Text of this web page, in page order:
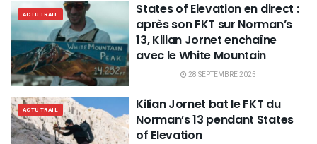
ACTU TRAIL
States of Elevation en direct :
après son FKT sur Norman’s
13, Kilian Jornet enchaîne
avec le White Mountain
28 SEPTEMBRE 2025
ACTU TRAIL
Kilian Jornet bat le FKT du
Norman’s 13 pendant States
of Elevation